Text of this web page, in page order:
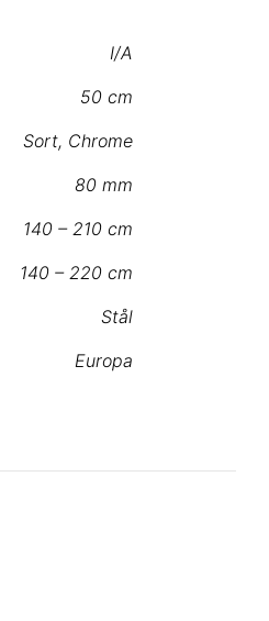
I/A
50 cm
Sort, Chrome
80 mm
140 – 210 cm
140 – 220 cm
Stål
Europa